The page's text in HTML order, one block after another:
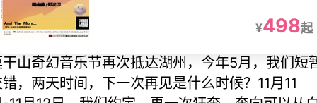
¥498起
山奇幻音乐节再次抵达湖州，今年5月，我们短
，两天时间，下一次再见是什么时候？11月11